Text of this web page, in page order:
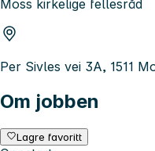
Moss kirkelige fellesråd
Per Sivles vei 3A, 1511
Om jobben
Lagre favoritt